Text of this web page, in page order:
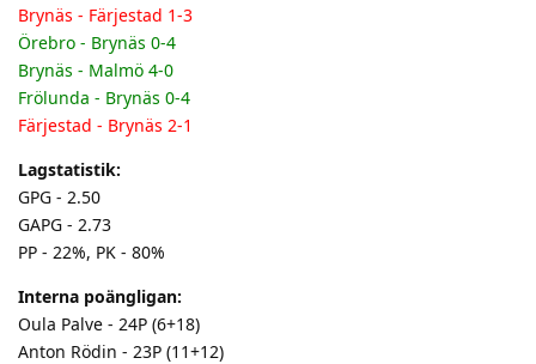
Brynäs - Färjestad 1-3
Örebro - Brynäs 0-4
Brynäs - Malmö 4-0
Frölunda - Brynäs 0-4
Färjestad - Brynäs 2-1
Lagstatistik:
GPG - 2.50
GAPG - 2.73
PP - 22%, PK - 80%
Interna poängligan:
Oula Palve - 24P (6+18)
Anton Rödin - 23P (11+12)